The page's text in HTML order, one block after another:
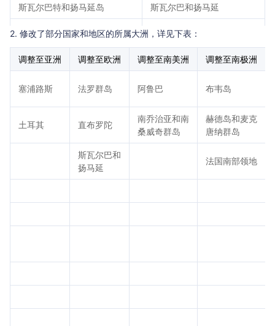
斯瓦尔巴特和扬马延岛 斯瓦尔巴和扬马延
托克劳群岛 托克劳
土尔其 土耳其
英属维京群岛 英属维尔京群岛
美属维京群岛 美属维尔京群岛
歌华有线 北京歌华有线
维实嘉业 北京维实嘉业
2. 修改了部分国家和地区的所属大洲，详见下表：
调整至亚洲 调整至欧洲 调整至南美洲 调整至南极洲
塞浦路斯 法罗群岛 阿鲁巴 布韦岛
土耳其 直布罗陀
南乔治亚和南
桑威奇群岛
赫德岛和麦克
唐纳群岛
斯瓦尔巴和
扬马延
法国南部领地